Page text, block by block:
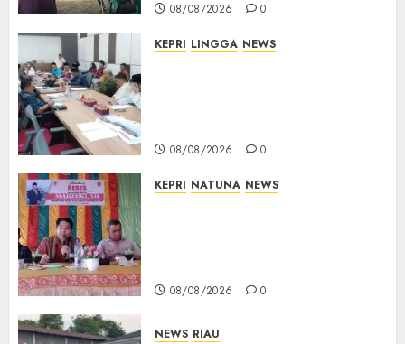
08/08/2026 0
KEPRI LINGGA NEWS
08/08/2026 0
KEPRI NATUNA NEWS
08/08/2026 0
NEWS RIAU